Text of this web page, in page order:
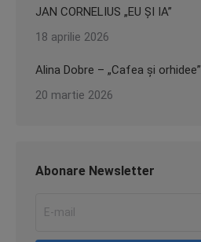
JAN CORNELIUS „EU ȘI IA”
18 aprilie 2026
Alina Dobre – „Cafea și orhidee”
20 martie 2026
Abonare Newsletter